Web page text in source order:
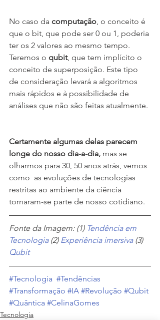
No caso da computação, o conceito é
que o bit, que pode ser 0 ou 1, poderia
ter os 2 valores ao mesmo tempo.
Teremos o qubit, que tem implícito o
conceito de superposição. Este tipo
de consideração levará a algoritmos
mais rápidos e à possibilidade de
análises que não são feitas atualmente.
Certamente algumas delas parecem
longe do nosso dia-a-dia, mas se
olharmos para 30, 50 anos atrás, vemos
como  as evoluções de tecnologias
restritas ao ambiente da ciência
tornaram-se parte de nosso cotidiano.
Fonte da Imagem: (1) Tendência em
Tecnologia (2) Experiência imersiva (3)
Qubit
#Tecnologia #Tendências
#Transformação #IA #Revolução #Qubit
#Quântica #CelinaGomes
Tecnologia